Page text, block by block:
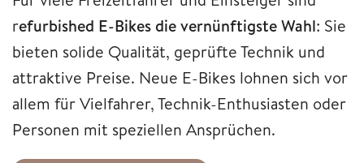
refurbished E-Bikes die vernünftigste Wahl: Sie
bieten solide Qualität, geprüfte Technik und
attraktive Preise. Neue E-Bikes lohnen sich vor
allem für Vielfahrer, Technik-Enthusiasten oder
Personen mit speziellen Ansprüchen.